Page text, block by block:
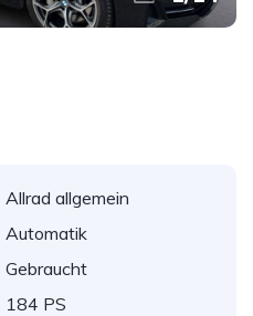
Allrad allgemein
Automatik
Gebraucht
184 PS